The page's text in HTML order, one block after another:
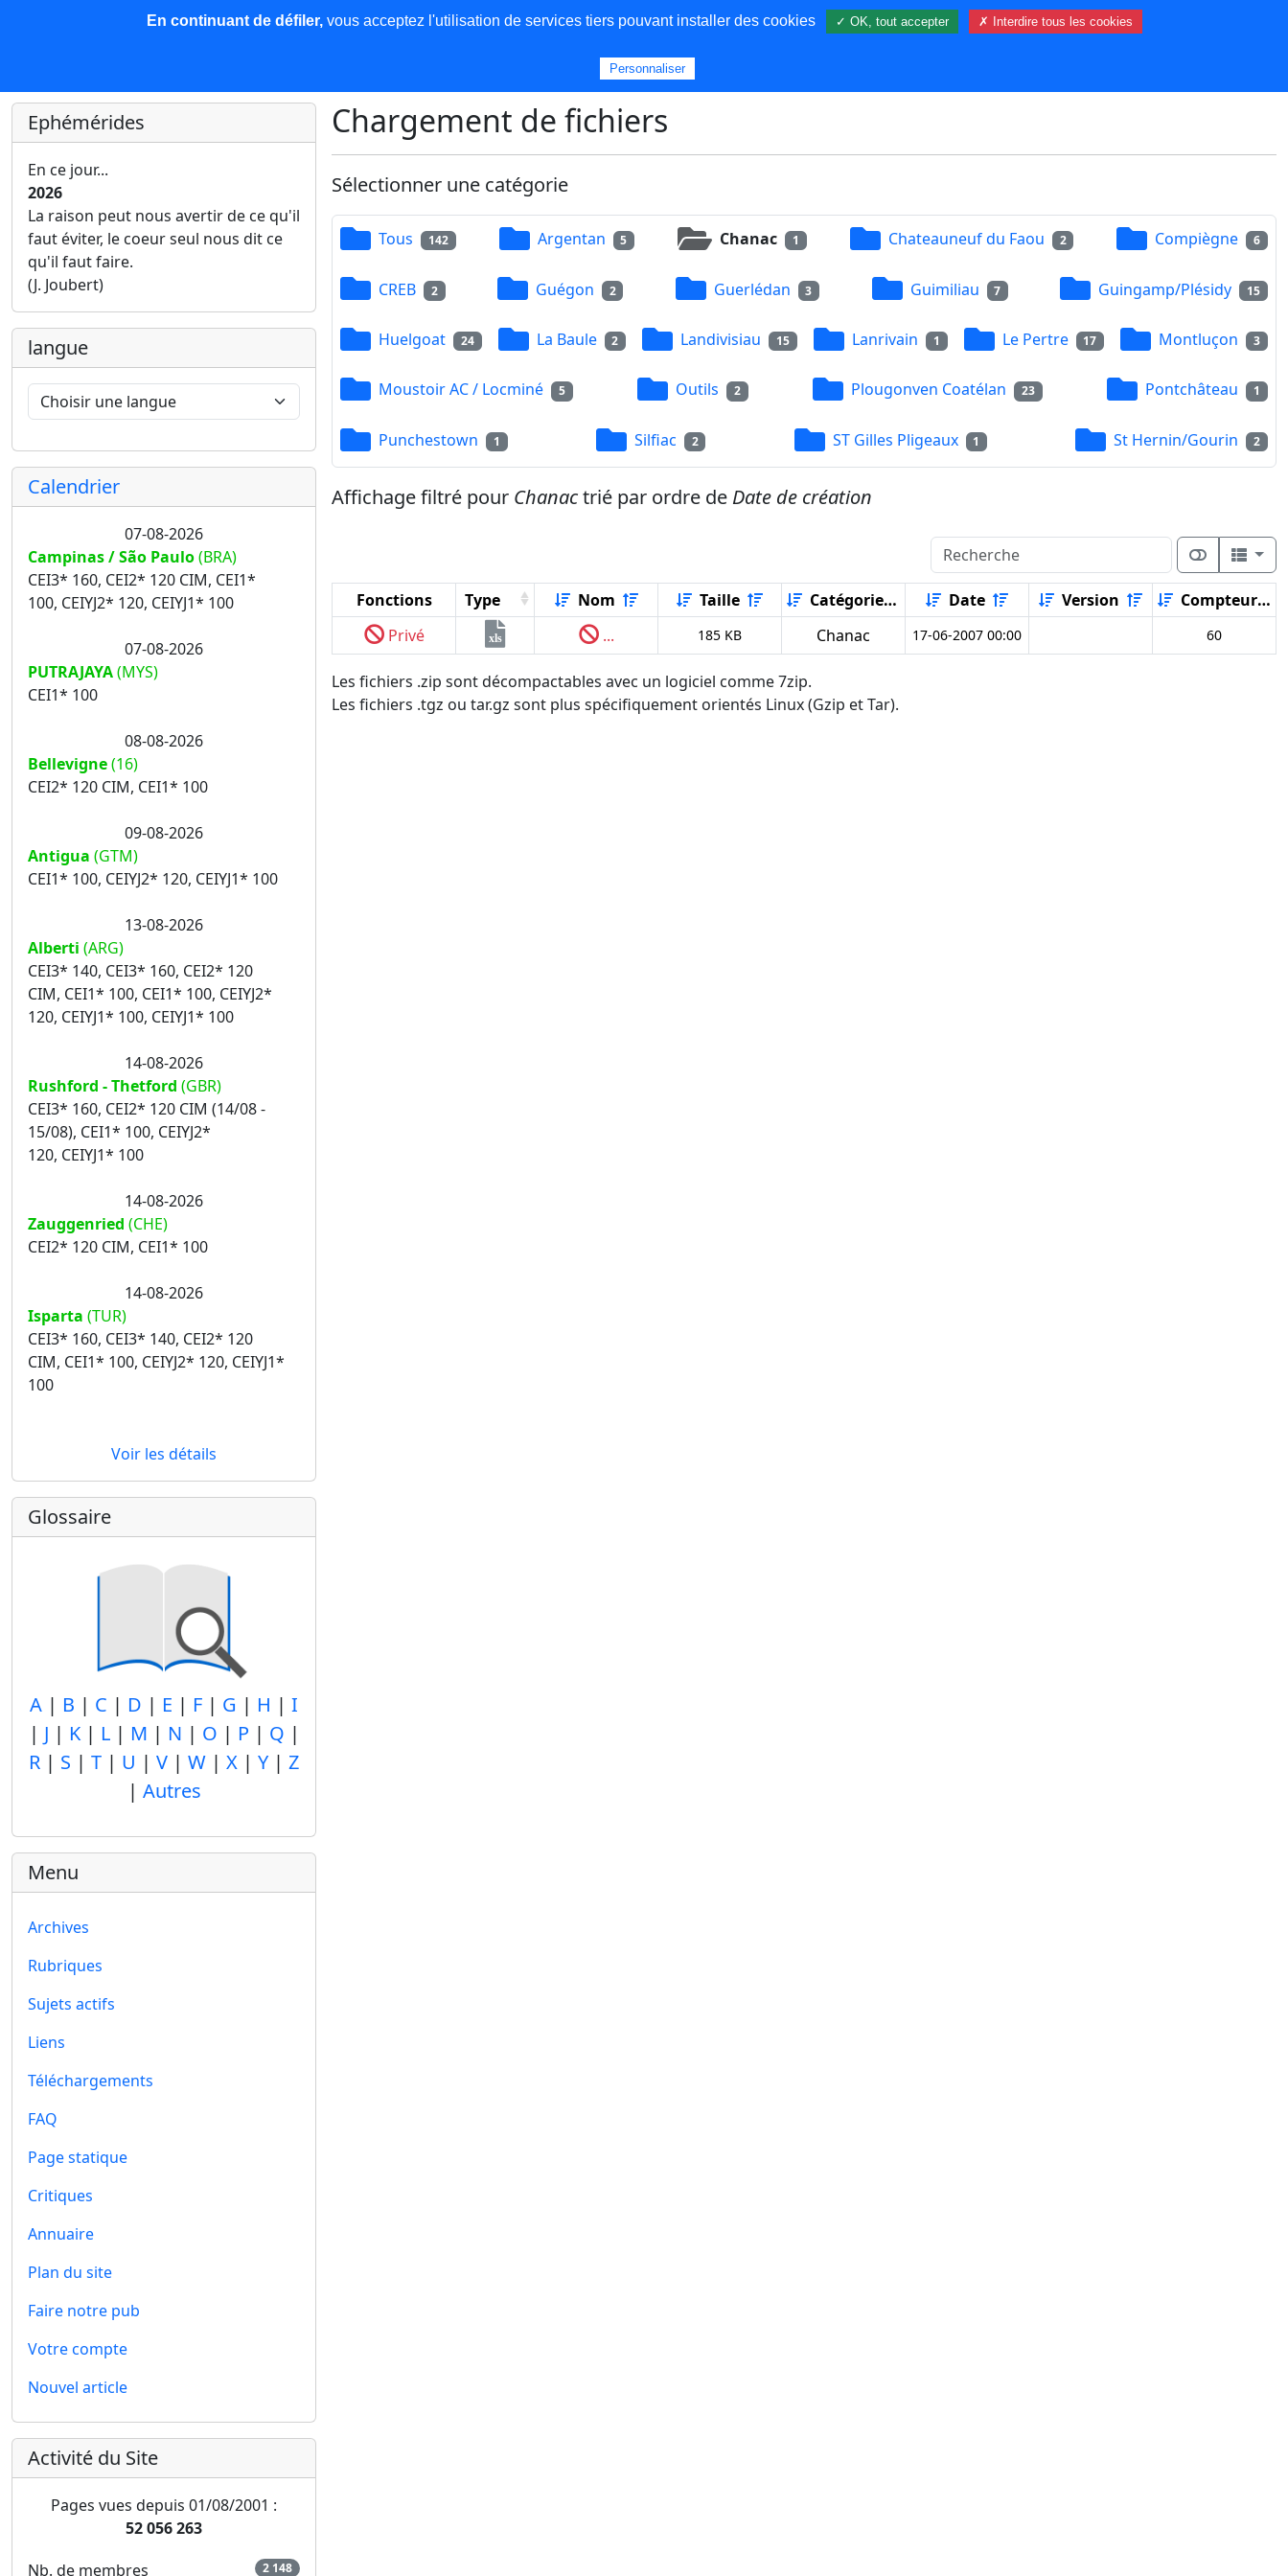
Les nouvelles Base de données Plus
Ephémérides
En ce jour...
2026
La raison peut nous avertir de ce qu'il
faut éviter, le coeur seul nous dit ce
qu'il faut faire.
(J. Joubert)
langue
Calendrier
07-08-2026
Campinas / São Paulo(BRA)
CEI3* 160, CEI2* 120 CIM, CEI1*
100, CEIYJ2* 120, CEIYJ1* 100
07-08-2026
PUTRAJAYA(MYS)
CEI1* 100
08-08-2026
Bellevigne(16)
CEI2* 120 CIM, CEI1* 100
09-08-2026
Antigua (GTM)
CEI1* 100, CEIYJ2* 120, CEIYJ1* 100
13-08-2026
Alberti (ARG)
CEI3* 140, CEI3* 160, CEI2* 120
CIM, CEI1* 100, CEI1* 100, CEIYJ2*
120, CEIYJ1* 100, CEIYJ1* 100
14-08-2026
Rushford - Thetford (GBR)
CEI3* 160, CEI2* 120 CIM (14/08 -
15/08), CEI1* 100, CEIYJ2*
120, CEIYJ1* 100
14-08-2026
Zauggenried (CHE)
CEI2* 120 CIM, CEI1* 100
14-08-2026
Isparta (TUR)
CEI3* 160, CEI3* 140, CEI2* 120
CIM, CEI1* 100, CEIYJ2* 120, CEIYJ1*
100
Voir les détails
Glossaire
A | B | C | D | E | F | G | H | I
| J | K| L| M | N | O | P | Q |
R | S | T | U | V | W | X | Y | Z
| Autres
Menu
Archives
Rubriques
Sujets actifs
Liens
Téléchargements
FAQ
Page statique
Critiques
Annuaire
Plan du site
Faire notre pub
Votre compte
Nouvel article
Activité du Site
Pages vues depuis 01/08/2001 :
52 056 263
Nb. de membres
2 148
Chargement de fichiers
Sélectionner une catégorie
Tous 142 Argentan 5 Chanac 1 Chateauneuf du Faou 2 Compiègne 6
CREB 2 Guégon 2 Guerlédan 3 Guimiliau 7 Guingamp/Plésidy 15
Huelgoat 24 La Baule 2 Landivisiau 15 Lanrivain 1 Le Pertre 17 Montluçon 3
Moustoir AC / Locminé 5 Outils 2 Plougonven Coatélan 23 Pontchâteau 1
Punchestown 1 Silfiac 2 ST Gilles Pligeaux 1 St Hernin/Gourin 2
Affichage filtré pour Chanactrié par ordre de Date de création
Fonctions Type Nom Taille Catégorie Date Version
Compteur
Privé
xls ... 185 KB Chanac 17-06-2007 00:00 60
Les fichiers .zip sont décompactables avec un logiciel comme 7zip.
Les fichiers .tgz ou tar.gz sont plus spécifiquement orientés Linux (Gzip et Tar).
En continuant de défiler,vous acceptez l'utilisation de services tiers pouvant installer des cookies ✓ OK, tout accepter ✗ Interdire tous les cookies
Personnaliser